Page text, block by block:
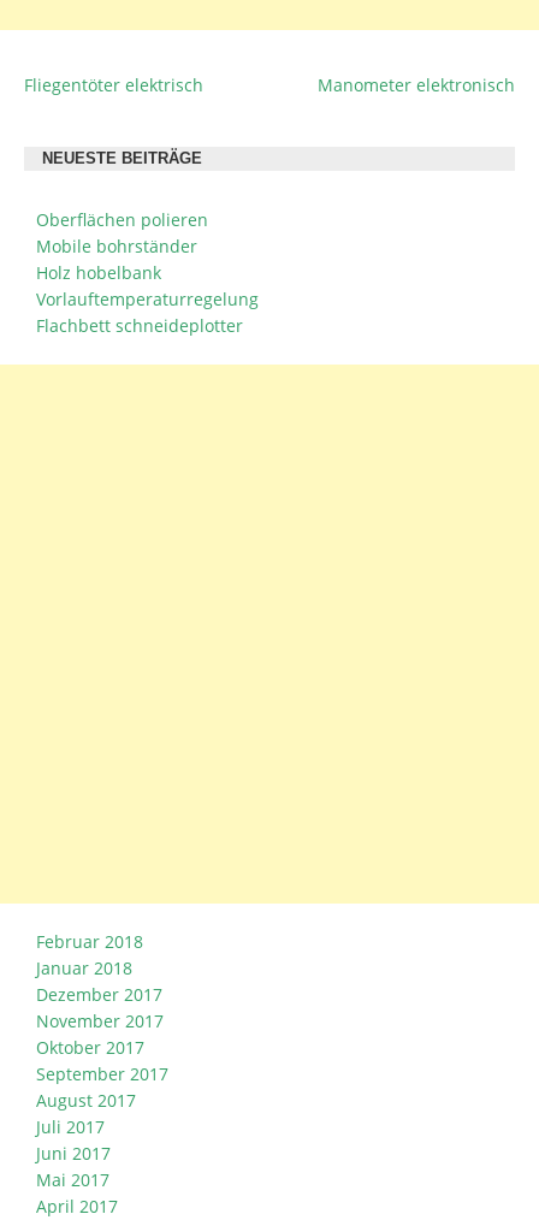
BEITRAGSNAVIGATION
Fliegentöter elektrisch Manometer elektronisch
NEUESTE BEITRÄGE
Oberflächen polieren
Mobile bohrständer
Holz hobelbank
Vorlauftemperaturregelung
Flachbett schneideplotter
Februar 2018
Januar 2018
Dezember 2017
November 2017
Oktober 2017
September 2017
August 2017
Juli 2017
Juni 2017
Mai 2017
April 2017